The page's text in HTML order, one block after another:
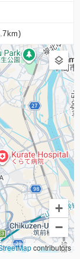
+
−
contributors